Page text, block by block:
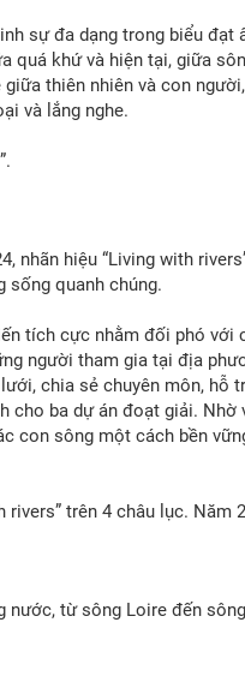
sự đa dạng trong biểu
quá khứ và hiện tại, giữa
thiên nhiên và con
và lắng nghe.
nhãn hiệu “Living with
sống quanh chúng.
tích cực nhằm đối phó
người tham gia tại địa
chia sẻ chuyên môn, hỗ
cho ba dự án đoạt giải.
con sông một cách bền
trên 4 châu lục. Năm
từ sông Loire đến